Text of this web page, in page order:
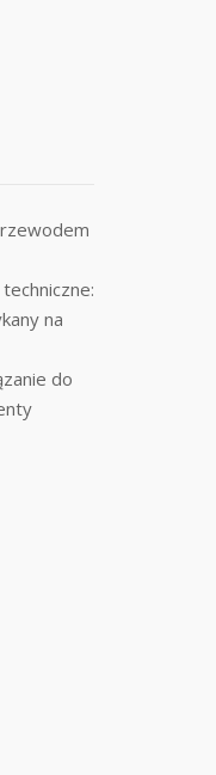
na
do